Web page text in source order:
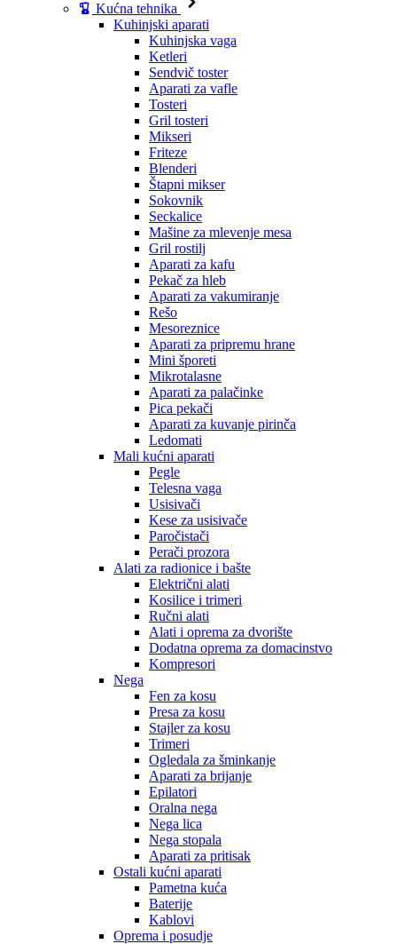
Kućna tehnika
Kuhinjski aparati
Kuhinjska vaga
Ketleri
Sendvič toster
Aparati za vafle
Tosteri
Gril tosteri
Mikseri
Friteze
Blenderi
Štapni mikser
Sokovnik
Seckalice
Mašine za mlevenje mesa
Gril rostilj
Aparati za kafu
Pekač za hleb
Aparati za vakumiranje
Rešo
Mesoreznice
Aparati za pripremu hrane
Mini šporeti
Mikrotalasne
Aparati za palačinke
Pica pekači
Aparati za kuvanje pirinča
Ledomati
Mali kućni aparati
Pegle
Telesna vaga
Usisivači
Kese za usisivače
Paročistači
Perači prozora
Alati za radionice i bašte
Električni alati
Kosilice i trimeri
Ručni alati
Alati i oprema za dvorište
Dodatna oprema za domacinstvo
Kompresori
Nega
Fen za kosu
Presa za kosu
Stajler za kosu
Trimeri
Ogledala za šminkanje
Aparati za brijanje
Epilatori
Oralna nega
Nega lica
Nega stopala
Aparati za pritisak
Ostali kućni aparati
Pametna kuća
Baterije
Kablovi
Oprema i posudje